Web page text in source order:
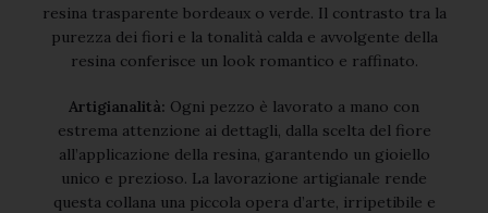
resina trasparente bordeaux o verde. Il contrasto tra la
purezza dei fiori e la tonalità calda e avvolgente della
resina conferisce un look romantico e raffinato.
Artigianalità: Ogni pezzo è lavorato a mano con
estrema attenzione ai dettagli, dalla scelta del fiore
all’applicazione della resina, garantendo un gioiello
unico e prezioso. La lavorazione artigianale rende
questa collana una piccola opera d’arte, irripetibile e